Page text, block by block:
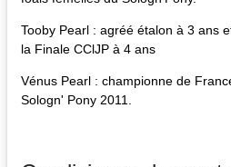
Tooby Pearl : agréé étalon à 3 ans
la Finale CClJP à 4 ans
Vénus Pearl : championne de
Sologn' Pony 2011.